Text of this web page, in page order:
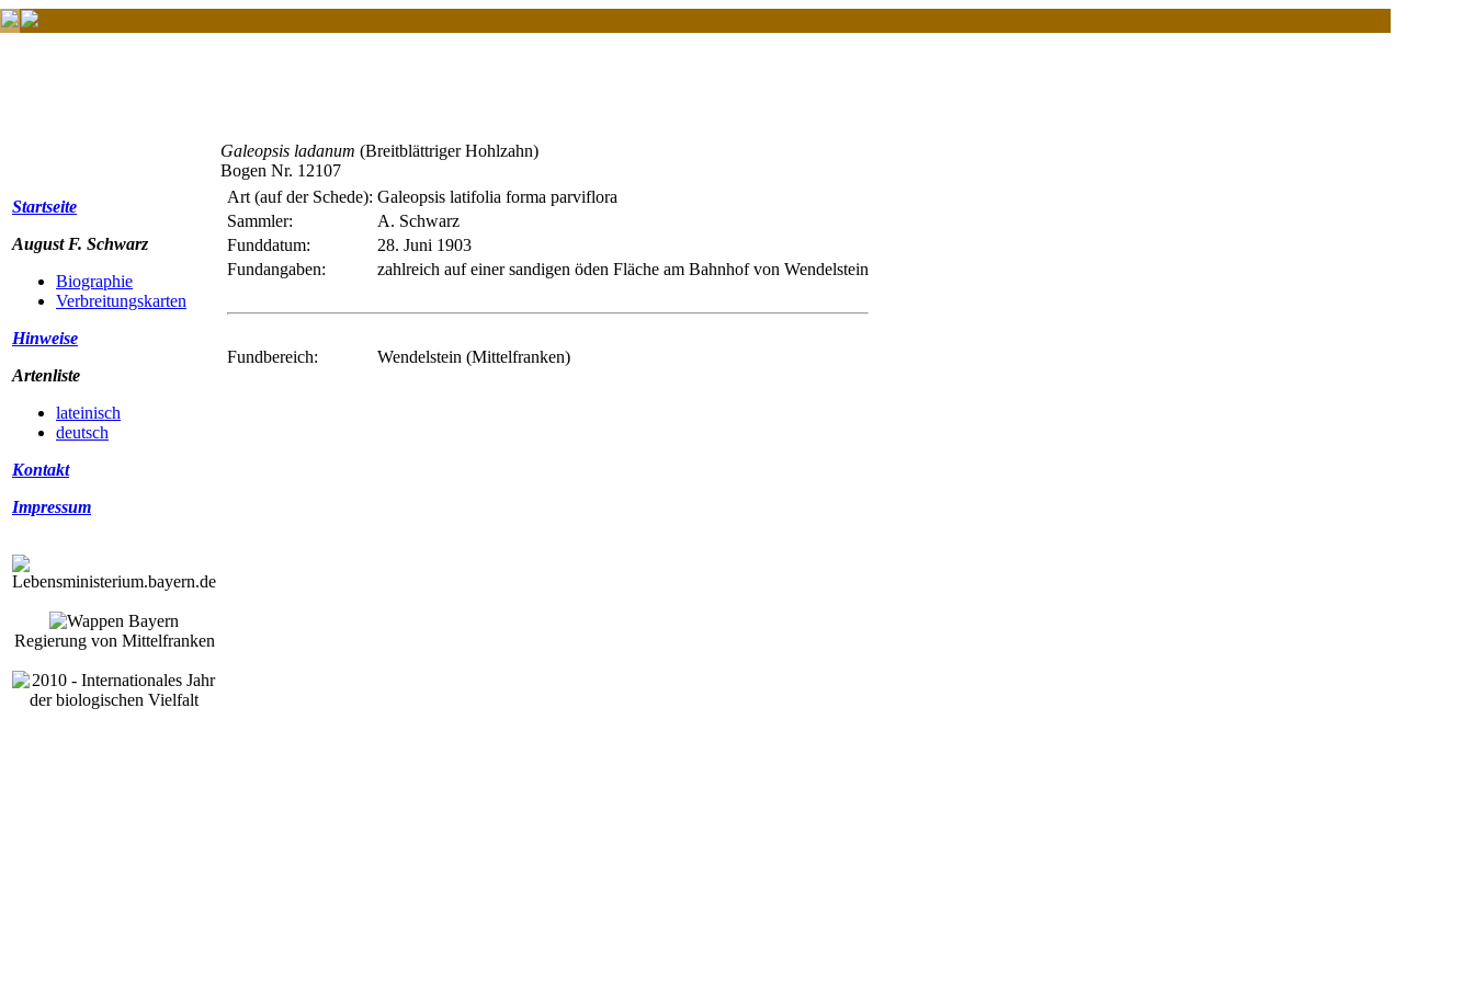
Startseite
August F. Schwarz
Biographie
Verbreitungskarten
Hinweise
Artenliste
lateinisch
deutsch
Kontakt
Impressum
Regierung von Mittelfranken
Galeopsis ladanum (Breitblättriger Hohlzahn)
Bogen Nr. 12107
Art (auf der Schede): Galeopsis latifolia forma parviflora
Sammler:
A. Schwarz
Funddatum:
28. Juni 1903
Fundangaben:
zahlreich auf einer sandigen öden Fläche am Bahnhof von Wendelstein
Fundbereich: Wendelstein (Mittelfranken)